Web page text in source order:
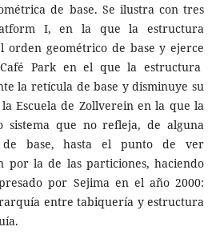
de base. Se ilustra con tres
I, en la que la estructura
orden geométrico de base y ejerce
Park en el que la estructura
la retícula de base y disminuye su
Escuela de Zollverein en la que la
sistema que no refleja, de alguna
base, hasta el punto de ver
por la de las particiones, haciendo
por Sejima en el año 2000:
entre tabiquería y estructura